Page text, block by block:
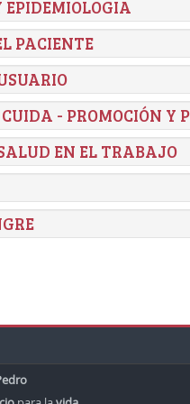
EPIDEMIOLOGIA
PACIENTE
- PROMOCIÓN Y
EN EL TRABAJO